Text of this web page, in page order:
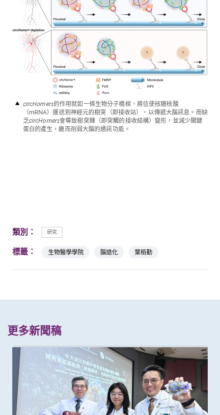
circHomer1的作用就如一條生物分子橋樑，將信使核糖核酸
（mRNA）運送到神經元的樹突（即接收站），以傳遞大腦訊息。而缺
乏circHomer1會導致樹突棘（即突觸的接收結構）變形，並減少關鍵
蛋白的產生，繼而削弱大腦的通訊功能。
類別： 研究
標籤： 生物醫學學院 腦退化 葉栢勤
更多新聞稿